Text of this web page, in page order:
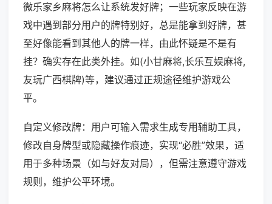
微乐家乡麻将怎么让系统发好牌；一些玩家反映在游
戏中遇到部分用户的牌特别好，总是能拿到好牌，甚
至好像能看到其他人的牌一样，由此怀疑是不是有
挂？确实存在此类外挂。如(小甘麻将,长乐互娱麻将,
友玩广西棋牌)等，建议通过正规途径维护游戏公
平。
自定义修改牌：用户可输入需求生成专用辅助工具，
修改自身牌型或隐藏操作痕迹，实现“必胜”效果，适
用于多种场景（如与好友对局），但需注意遵守游戏
规则，维护公平环境。